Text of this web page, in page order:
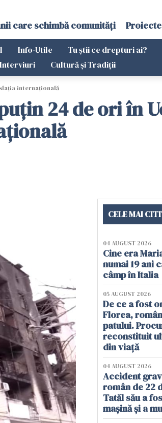
care schimbă comunități
Info-Utile Tu știi ce drepturi ai?
Interviuri Cultură și Tradiții
internaţională
24 de ori în
CELE MAI
04 AUGUST 2026
Cine era
numai 19 ani
câmp în Italia
05 AUGUST 2026
De ce a fost
Florea,
patului.
reconstituit
din viață
04 AUGUST 2026
Accident
român de 22
Tatăl său a
mașină și a